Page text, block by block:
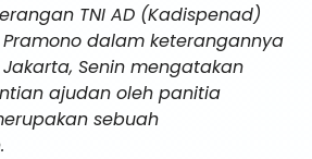
TNI AD (Kadispenad)
Pramono dalam keterangannya
Senin mengatakan
ajudan oleh panitia
sebuah